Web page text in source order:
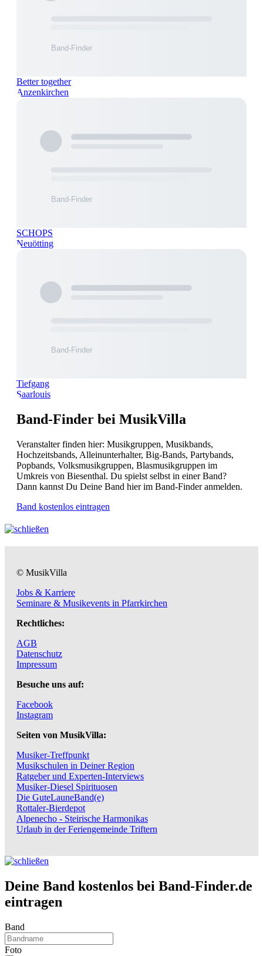
Better together
Anzenkirchen
SCHOPS
Neuötting
Tiefgang
Saarlouis
Band-Finder bei MusikVilla
Veranstalter finden hier: Musikgruppen, Musikbands,
Hochzeitsbands, Alleinunterhalter, Big-Bands, Partybands,
Popbands, Volksmusikgruppen, Blasmusikgruppen im
Umkreis von Biesenthal. Du spielst selbst in einer Band?
Dann kannst Du Deine Band hier im Band-Finder anmelden.
Band kostenlos eintragen
© MusikVilla
Jobs & Karriere
Seminare & Musikevents in Pfarrkirchen
Rechtliches:
AGB
Datenschutz
Impressum
Besuche uns auf:
Facebook
Instagram
Seiten von MusikVilla:
Musiker-Treffpunkt
Musikschulen in Deiner Region
Ratgeber und Experten-Interviews
Musiker-Diesel Spirituosen
Die GuteLauneBand(e)
Rottaler-Bierdepot
Alpenecho - Steirische Harmonikas
Urlaub in der Feriengemeinde Triftern
Deine Band kostenlos bei Band-Finder.de
eintragen
Band
Foto